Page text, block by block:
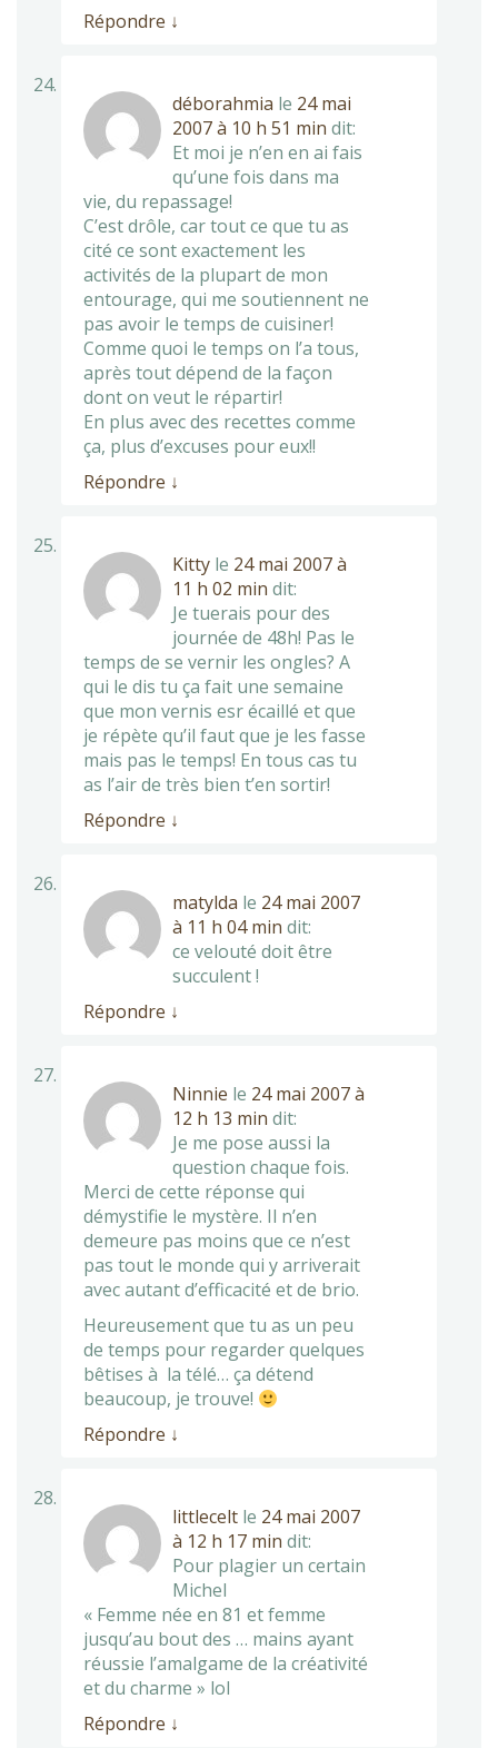
Répondre ↓
déborahmia le 24 mai
2007 à 10 h 51 min dit:
Et moi je n’en en ai fais
qu’une fois dans ma
vie, du repassage!
C’est drôle, car tout ce que tu as
cité ce sont exactement les
activités de la plupart de mon
entourage, qui me soutiennent ne
pas avoir le temps de cuisiner!
Comme quoi le temps on l’a tous,
après tout dépend de la façon
dont on veut le répartir!
En plus avec des recettes comme
ça, plus d’excuses pour eux!!
Répondre ↓
Kitty le 24 mai 2007 à
11 h 02 min dit:
Je tuerais pour des
journée de 48h! Pas le
temps de se vernir les ongles? A
qui le dis tu ça fait une semaine
que mon vernis esr écaillé et que
je répète qu’il faut que je les fasse
mais pas le temps! En tous cas tu
as l’air de très bien t’en sortir!
Répondre ↓
matylda le 24 mai 2007
à 11 h 04 min dit:
ce velouté doit être
succulent !
Répondre ↓
Ninnie le 24 mai 2007 à
12 h 13 min dit:
Je me pose aussi la
question chaque fois.
Merci de cette réponse qui
démystifie le mystère. Il n’en
demeure pas moins que ce n’est
pas tout le monde qui y arriverait
avec autant d’efficacité et de brio.
Heureusement que tu as un peu
de temps pour regarder quelques
bêtises à la télé… ça détend
beaucoup, je trouve!
Répondre ↓
littlecelt le 24 mai 2007
à 12 h 17 min dit:
Pour plagier un certain
Michel
« Femme née en 81 et femme
jusqu’au bout des … mains ayant
réussie l’amalgame de la créativité
et du charme » lol
Répondre ↓